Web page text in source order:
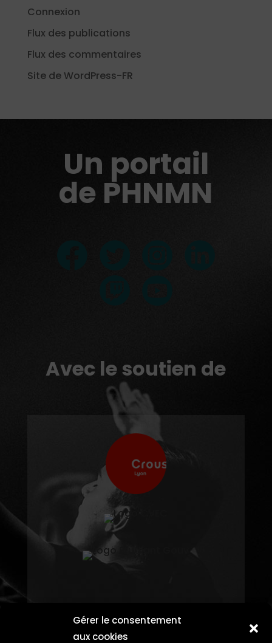
Gérer le consentement
aux cookies
Connexion
Flux des publications
Flux des commentaires
Site de WordPress-FR
Un portail
de PHNMN
Avec le soutien de